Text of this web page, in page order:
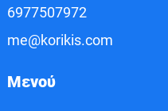
6977507972
me@korikis.com
Μενού